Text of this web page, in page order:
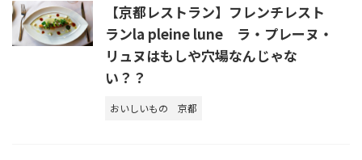
【京都レストラン】フレンチレスト
ランla pleine lune ラ・プレーヌ・
リュヌはもしや穴場なんじゃな
い？？
おいしいもの 京都